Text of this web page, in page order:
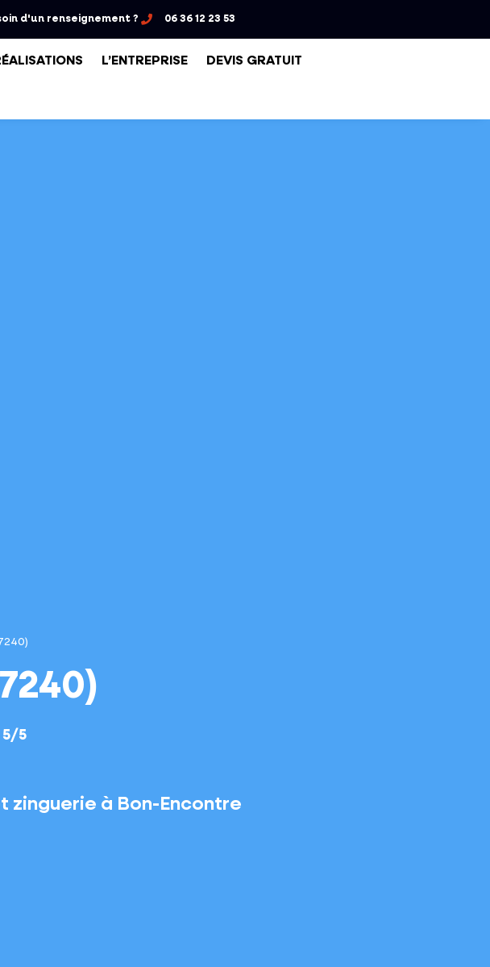
d'un renseignement ? 06 36 12 23 53
L’ENTREPRISE DEVIS GRATUIT
5/5
zinguerie à Bon-Encontre